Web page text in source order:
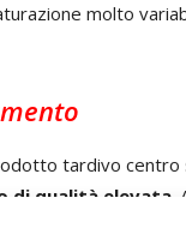
molto
tardivo
di qualità elevata
Si riscontra